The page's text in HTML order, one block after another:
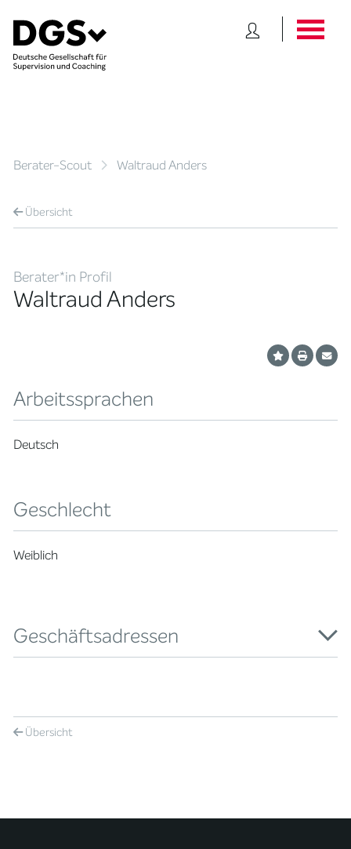
Berater-Scout Waltraud Anders
Übersicht
Berater*in Profil
Waltraud Anders
Arbeitssprachen
Deutsch
Geschlecht
Weiblich
Geschäftsadressen
Übersicht